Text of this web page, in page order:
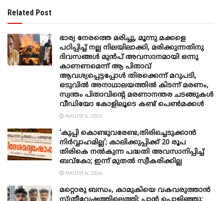
Related Post
ഭാര്യ നേരത്തെ മരിച്ചു, മൂന്നു മക്കളെ
പഠിപ്പിച്ച് നല്ല നിലയിലാക്കി, മരിക്കുന്നതിനു
ദിവസങ്ങൾ മുൻപ് അവസാനമായി ഒന്നു
കാണണമെന്ന് ആ പിതാവ്
ആവശ്യപ്പെട്ടപ്പോൾ തിരക്കെന്ന് മറുപടി,
ഒടുവിൽ അനാഥാലയത്തിൽ കിടന്ന് മരണം,
സ്വന്തം പിതാവിന്റെ മരണാനന്തര ചടങ്ങുകൾ
വീഡിയോ കോളിലൂടെ കണ്ട് പെൺമക്കൾ
AUGUST 6, 2026
‘കുപ്പി കൊണ്ടുവരേണ്ട,തിരിച്ചെടുക്കാൻ
നിർവ്വാഹമില്ല’; കാലിക്കുപ്പിക്ക് 20 രൂപ
തിരികെ നൽകുന്ന പദ്ധതി അവസാനിപ്പിച്ച്
ബവ്‌കോ; ഇന്ന് മുതൽ സ്വീകരിക്കില്ല
AUGUST 6, 2026
മറ്റൊരു ബന്ധം, കാമുകിയെ വകവരുത്താൻ